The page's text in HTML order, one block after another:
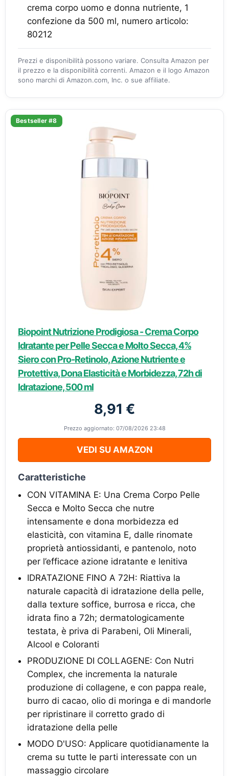
crema corpo uomo e donna nutriente, 1
confezione da 500 ml, numero articolo:
80212
Prezzi e disponibilità possono variare. Consulta Amazon per
il prezzo e la disponibilità correnti. Amazon e il logo Amazon
sono marchi di Amazon.com, Inc. o sue affiliate.
Bestseller #8
Biopoint Nutrizione Prodigiosa - Crema Corpo
Idratante per Pelle Secca e Molto Secca, 4%
Siero con Pro-Retinolo, Azione Nutriente e
Protettiva, Dona Elasticità e Morbidezza, 72h di
Idratazione, 500 ml
8,91 €
Prezzo aggiornato: 07/08/2026 23:48
VEDI SU AMAZON
Caratteristiche
CON VITAMINA E: Una Crema Corpo Pelle
Secca e Molto Secca che nutre
intensamente e dona morbidezza ed
elasticità, con vitamina E, dalle rinomate
proprietà antiossidanti, e pantenolo, noto
per l’efficace azione idratante e lenitiva
IDRATAZIONE FINO A 72H: Riattiva la
naturale capacità di idratazione della pelle,
dalla texture soffice, burrosa e ricca, che
idrata fino a 72h; dermatologicamente
testata, è priva di Parabeni, Oli Minerali,
Alcool e Coloranti
PRODUZIONE DI COLLAGENE: Con Nutri
Complex, che incrementa la naturale
produzione di collagene, e con pappa reale,
burro di cacao, olio di moringa e di mandorle
per ripristinare il corretto grado di
idratazione della pelle
MODO D'USO: Applicare quotidianamente la
crema su tutte le parti interessate con un
massaggio circolare